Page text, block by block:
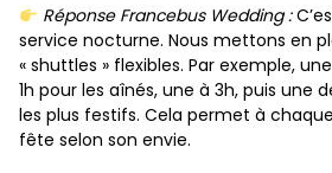
Réponse Francebus Wedding :
service nocturne. Nous mettons en
« shuttles » flexibles. Par exemple,
1h pour les aînés, une à 3h, puis une
les plus festifs. Cela permet à
fête selon son envie.